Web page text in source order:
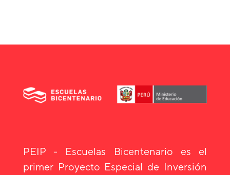
PEIP - Escuelas Bicentenario es el
primer Proyecto Especial de Inversión